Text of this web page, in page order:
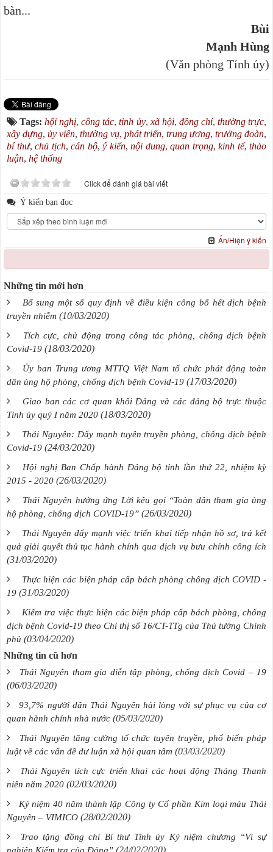
bàn...
Bùi
Mạnh Hùng
(Văn phòng Tỉnh ủy)
Tags:hội nghị,công tác,tỉnh ủy, xã hội, đồng chí,thường trực,
xây dựng, ủy viên, thường vụ, phát triển, trung ương, trưởng đoàn,
bí thư, chủ tịch, cán bộ, ý kiến, nội dung, quan trọng, kinh tế, thảo
luận, hệ thống
Click để đánh giá bài viết
Ý kiến bạn đọc
Ẩn/Hiện ý kiến
Những tin mới hơn
Bổ sung một số quy định về điều kiện công bố hết dịch bệnh
truyền nhiễm (10/03/2020)
Tích cực, chủ động trong công tác phòng, chống dịch bệnh
Covid-19 (18/03/2020)
Ủy ban Trung ương MTTQ Việt Nam tổ chức phát động toàn
dân ủng hộ phòng, chống dịch bệnh Covid-19 (17/03/2020)
Giao ban các cơ quan khối Đảng và các đảng bộ trực thuộc
Tỉnh ủy quý I năm 2020 (18/03/2020)
Thái Nguyên: Đẩy mạnh tuyên truyền phòng, chống dịch bệnh
Covid-19 (24/03/2020)
Hội nghị Ban Chấp hành Đảng bộ tỉnh lần thứ 22, nhiệm kỳ
2015 - 2020 (26/03/2020)
Thái Nguyên hưởng ứng Lời kêu gọi “Toàn dân tham gia ủng
hộ phòng, chống dịch COVID-19” (26/03/2020)
Thái Nguyên đẩy mạnh việc triển khai tiếp nhận hồ sơ, trả kết
quả giải quyết thủ tục hành chính qua dịch vụ bưu chính công ích
(31/03/2020)
Thực hiện các biện pháp cấp bách phòng chống dịch COVID -
19 (31/03/2020)
Kiểm tra việc thực hiện các biện pháp cấp bách phòng, chống
dịch bệnh Covid-19 theo Chỉ thị số 16/CT-TTg của Thủ tướng Chính
phủ (03/04/2020)
Những tin cũ hơn
Thái Nguyên tham gia diễn tập phòng, chống dịch Covid – 19
(06/03/2020)
93,7% người dân Thái Nguyên hài lòng với sự phục vụ của cơ
quan hành chính nhà nước (05/03/2020)
Thái Nguyên tăng cường tổ chức tuyên truyền, phổ biến pháp
luật về các vấn đề dư luận xã hội quan tâm (03/03/2020)
Thái Nguyên tích cực triển khai các hoạt động Tháng Thanh
niên năm 2020 (02/03/2020)
Kỷ niệm 40 năm thành lập Công ty Cổ phần Kim loại màu Thái
Nguyên – VIMICO (28/02/2020)
Trao tặng đồng chí Bí thư Tỉnh ủy Kỷ niệm chương “Vì sự
(24/02/2020)